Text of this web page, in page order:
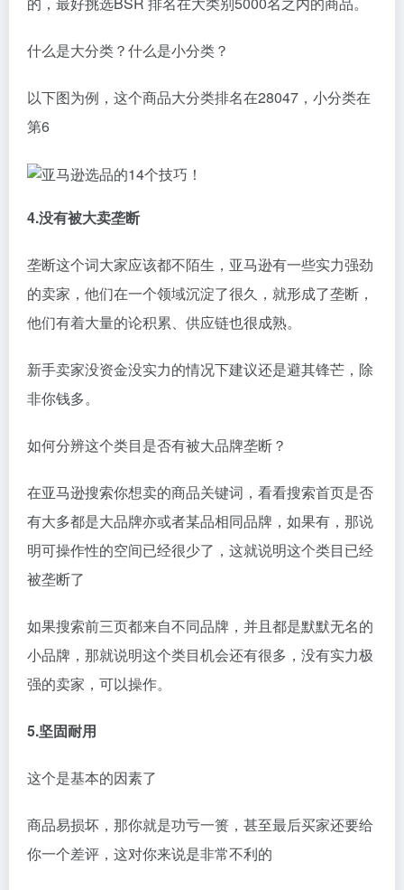
什么是大分类？什么是小分类？
以下图为例，这个商品大分类排名在28047，小分类在
第6
4.没有被大卖垄断
垄断这个词大家应该都不陌生，亚马逊有一些实力强劲
的卖家，他们在一个领域沉淀了很久，就形成了垄断，
他们有着大量的论积累、供应链也很成熟。
新手卖家没资金没实力的情况下建议还是避其锋芒，除
非你钱多。
如何分辨这个类目是否有被大品牌垄断？
在亚马逊搜索你想卖的商品关键词，看看搜索首页是否
有大多都是大品牌亦或者某品相同品牌，如果有，那说
明可操作性的空间已经很少了，这就说明这个类目已经
被垄断了
如果搜索前三页都来自不同品牌，并且都是默默无名的
小品牌，那就说明这个类目机会还有很多，没有实力极
强的卖家，可以操作。
5.坚固耐用
这个是基本的因素了
商品易损坏，那你就是功亏一篑，甚至最后买家还要给
你一个差评，这对你来说是非常不利的